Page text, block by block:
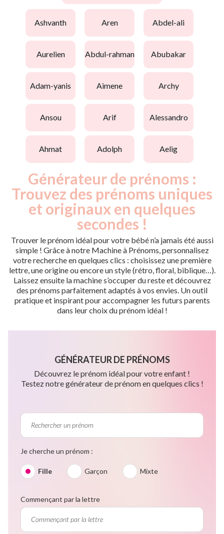
ashvanth aren abdel-ali
aurelien abdul-rahman abubakar
adam-yanis aimene archy
ansou arif alessandro
ahmat adolph aelig
Générateur de prénoms :
Trouvez des prénoms uniques
et originaux en quelques
secondes !
Trouver le prénom idéal pour votre bébé n’a jamais été aussi
simple ! Grâce à notre Machine à Prénoms, personnalisez
votre recherche en quelques clics : choisissez une première
lettre, une origine ou encore un style (rétro, floral, biblique…).
Laissez ensuite la machine s’occuper du reste et découvrez
des prénoms parfaitement adaptés à vos envies. Un outil
pratique et inspirant pour accompagner les futurs parents
dans leur choix du prénom idéal !
GÉNÉRATEUR DE PRÉNOMS
Découvrez le prénom idéal pour votre enfant !
Testez notre générateur de prénom en quelques clics !
Je cherche un prénom :
Fille Garçon Mixte
Commençant par la lettre